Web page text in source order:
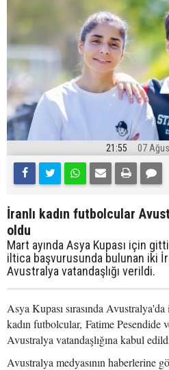
21:55 07
İranlı kadın futbolcular
oldu
Mart ayında Asya Kupası için
iltica başvurusunda bulunan iki
Avustralya vatandaşlığı verildi.
Asya Kupası sırasında
kadın futbolcular, Fatime Pesendide
Avustralya vatandaşlığına kabul
Avustralya medyasının haberlerine